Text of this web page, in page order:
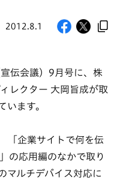
2012.8.1
伝会議）9月号に、株
レクター 大岡旨成が取
います。
「企業サイトで何を伝
の応用編のなかで取り
マルチデバイス対応に